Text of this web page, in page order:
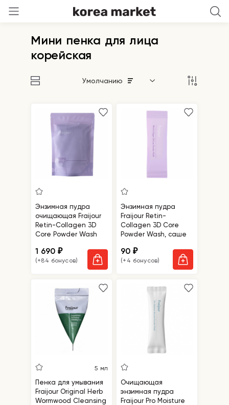
Мини пенка для лица
корейская
Умолчанию
Энзимная пудра
очищающая Fraijour
Retin-Collagen 3D
Core Powder Wash
1 690₽
(+84 бонусов)
Энзимная пудра
Fraijour Retin-
Collagen 3D Core
Powder Wash, саше
90₽
(+4 бонусов)
5 мл
Пенка для умывания
Fraijour Original Herb
Wormwood Cleansing
Очищающая
энзимная пудра
Fraijour Pro Moisture